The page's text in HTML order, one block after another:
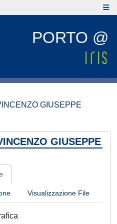
PORTO @
GIUSEPPE
GIUSEPPE
Visualizzazione File